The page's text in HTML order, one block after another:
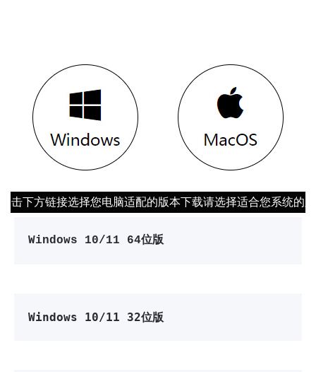
击下方链接选择您电脑适配的版本下载请选择适合您系统的
Windows 10/11 64位版
Windows 10/11 32位版